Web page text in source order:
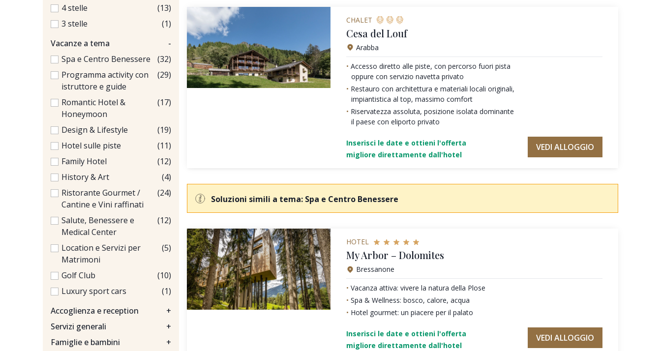
4 stelle
(13)
3 stelle
(1)
Vacanze a tema
-
Spa e Centro Benessere
(32)
Programma activity con
istruttore e guide
(29)
Romantic Hotel &
Honeymoon
(17)
Design & Lifestyle
(19)
Hotel sulle piste
(11)
Family Hotel
(12)
History & Art
(4)
Ristorante Gourmet /
Cantine e Vini raffinati
(24)
Salute, Benessere e
Medical Center
(12)
Location e Servizi per
Matrimoni
(5)
Golf Club
(10)
Luxury sport cars
(1)
Accoglienza e reception
+
Servizi generali
+
Famiglie e bambini
+
CHALET
Cesa del Louf
Arabba
Accesso diretto alle piste, con percorso fuori pista
oppure con servizio navetta privato
Restauro con architettura e materiali locali originali,
impiantistica al top, massimo comfort
Riservatezza assoluta, posizione isolata dominante
il paese con eliporto privato
Inserisci le date e ottieni l'offerta
migliore direttamente dall'hotel
VEDI ALLOGGIO
Soluzioni simili a tema: Spa e Centro Benessere
HOTEL
My Arbor – Dolomites
Bressanone
Vacanza attiva: vivere la natura della Plose
Spa & Wellness: bosco, calore, acqua
Hotel gourmet: un piacere per il palato
Inserisci le date e ottieni l'offerta
migliore direttamente dall'hotel
VEDI ALLOGGIO